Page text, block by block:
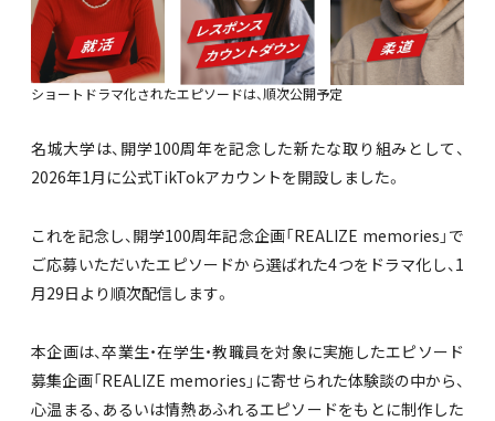
ショートドラマ化されたエピソードは、順次公開予定
名城大学は、開学100周年を記念した新たな取り組みとして、
2026年1月に公式TikTokアカウントを開設しました。
これを記念し、開学100周年記念企画「REALIZE memories」で
ご応募いただいたエピソードから選ばれた4つをドラマ化し、1
月29日より順次配信します。
本企画は、卒業生・在学生・教職員を対象に実施したエピソード
募集企画「REALIZE memories」に寄せられた体験談の中から、
心温まる、あるいは情熱あふれるエピソードをもとに制作した